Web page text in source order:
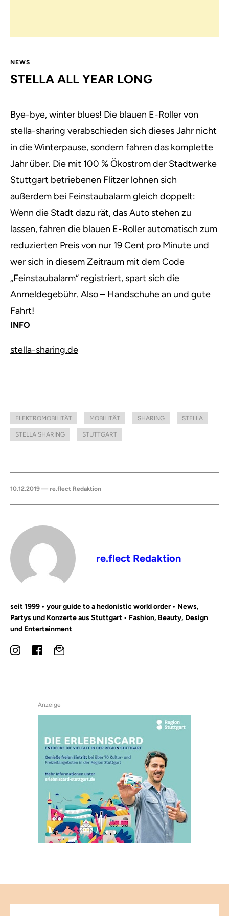
NEWS
STELLA ALL YEAR LONG
Bye-bye, winter blues! Die blauen E-Roller von
stella-sharing verabschieden sich dieses Jahr nicht
in die Winterpause, sondern fahren das komplette
Jahr über. Die mit 100 % Ökostrom der Stadtwerke
Stuttgart betriebenen Flitzer lohnen sich
außerdem bei Feinstaubalarm gleich doppelt:
Wenn die Stadt dazu rät, das Auto stehen zu
lassen, fahren die blauen E-Roller automatisch zum
reduzierten Preis von nur 19 Cent pro Minute und
wer sich in diesem Zeitraum mit dem Code
„Feinstaubalarm“ registriert, spart sich die
Anmeldegebühr. Also – Handschuhe an und gute
Fahrt!
INFO
stella-sharing.de
ELEKTROMOBILITÄT MOBILITÄT SHARING STELLA
STELLA SHARING STUTTGART
10.12.2019 — re.flect Redaktion
re.flect Redaktion
seit 1999 • your guide to a hedonistic world order • News,
Partys und Konzerte aus Stuttgart • Fashion, Beauty, Design
und Entertainment
Anzeige